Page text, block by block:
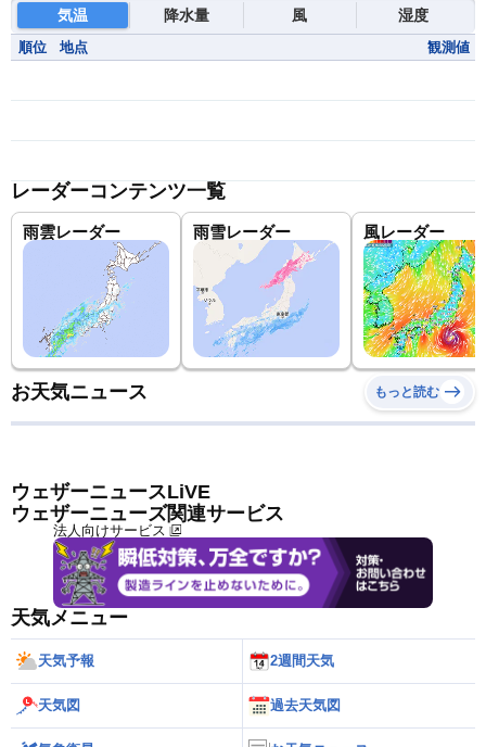
気温 降水量 風 湿度
順位 地点 観測値
レーダーコンテンツ一覧
雨雲レーダー 雨雪レーダー 風レーダー
お天気ニュース もっと読む
ウェザーニュースLiVE
ウェザーニューズ関連サービス
法人向けサービス
天気メニュー
天気予報 2週間天気
天気図 過去天気図